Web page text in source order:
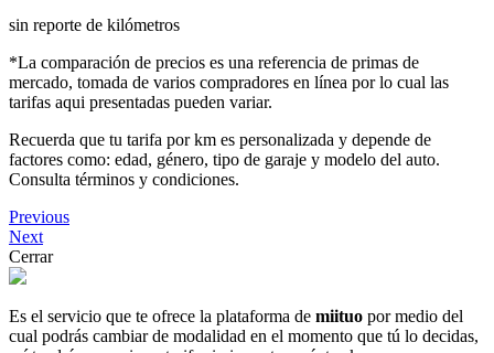
sin reporte de kilómetros
*La comparación de precios es una referencia de primas de
mercado, tomada de varios compradores en línea por lo cual las
tarifas aqui presentadas pueden variar.
Recuerda que tu tarifa por km es personalizada y depende de
factores como: edad, género, tipo de garaje y modelo del auto.
Consulta términos y condiciones.
Previous
Next
Cerrar
Es el servicio que te ofrece la plataforma de miituo por medio del
cual podrás cambiar de modalidad en el momento que tú lo decidas,